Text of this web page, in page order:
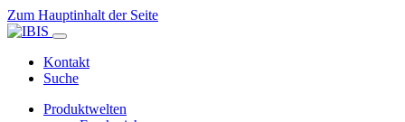
Zum Hauptinhalt der Seite
Kontakt
Suche
Produktwelten